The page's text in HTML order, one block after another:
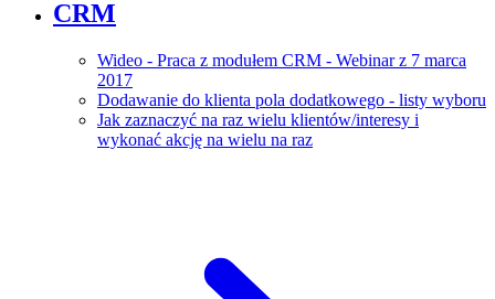
CRM
Wideo - Praca z modułem CRM - Webinar z 7 marca
2017
Dodawanie do klienta pola dodatkowego - listy wyboru
Jak zaznaczyć na raz wielu klientów/interesy i
wykonać akcję na wielu na raz